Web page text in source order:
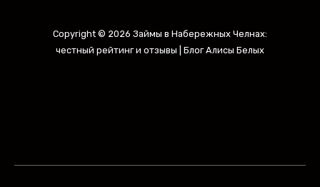
Copyright © 2026 Займы в Набережных Челнах:
честный рейтинг и отзывы | Блог Алисы Белых